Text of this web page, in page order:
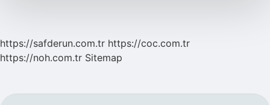
https://safderun.com.tr https://coc.com.tr
https://noh.com.tr Sitemap